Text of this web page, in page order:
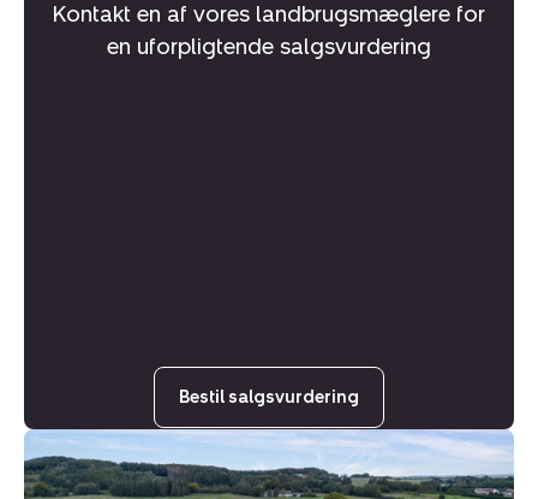
Kontakt en af vores landbrugsmæglere for
en uforpligtende salgsvurdering
Bestil salgsvurdering
Landejendom:
Toftevej